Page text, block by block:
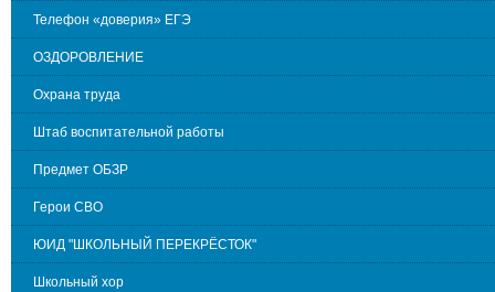
Телефон «доверия» ЕГЭ
ОЗДОРОВЛЕНИЕ
Охрана труда
Штаб воспитательной работы
Предмет ОБЗР
Герои СВО
ЮИД "ШКОЛЬНЫЙ ПЕРЕКРЁСТОК"
Школьный хор